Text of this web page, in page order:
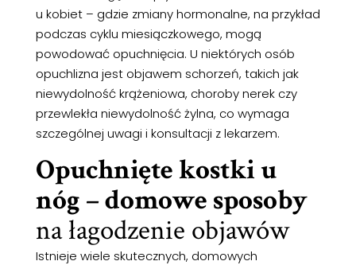
u kobiet – gdzie zmiany hormonalne, na przykład
podczas cyklu miesiączkowego, mogą
powodować opuchnięcia. U niektórych osób
opuchlizna jest objawem schorzeń, takich jak
niewydolność krążeniowa, choroby nerek czy
przewlekła niewydolność żylna, co wymaga
szczególnej uwagi i konsultacji z lekarzem.
Opuchnięte kostki u
nóg – domowe sposoby
na łagodzenie objawów
Istnieje wiele skutecznych, domowych